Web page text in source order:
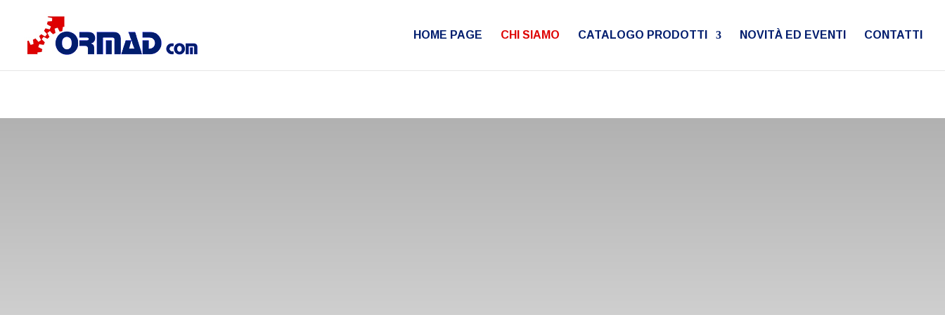
Deprecated
content/plugins/carousel-slider/includes/Integration/DiviBuilder/Module.php
on line86
HOME PAGE CHI SIAMO CATALOGO PRODOTTI NOVITÀ ED EVENTI CONTATTI